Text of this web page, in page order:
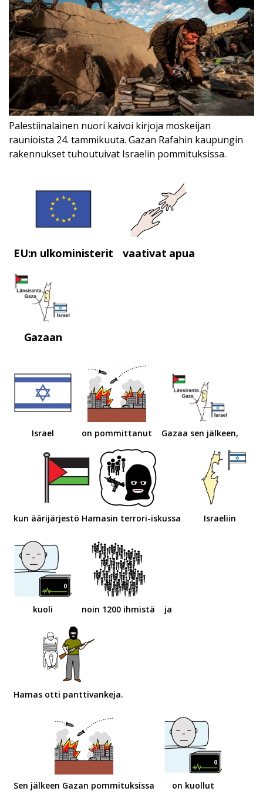
EU:n ulkoministerit vaativat apua
Gazaan
Palestiinalainen nuori kaivoi kirjoja moskeijan
raunioista 24. tammikuuta. Gazan Rafahin kaupungin
rakennukset tuhoutuivat Israelin pommituksissa.
Israel on pommittanut Gazaa sen jälkeen,
kun äärijärjestö Hamasin terrori-iskussa Israeliin
kuoli noin 1200 ihmistä ja
Hamas otti panttivankeja.
Sen jälkeen Gazan pommituksissa on kuollut